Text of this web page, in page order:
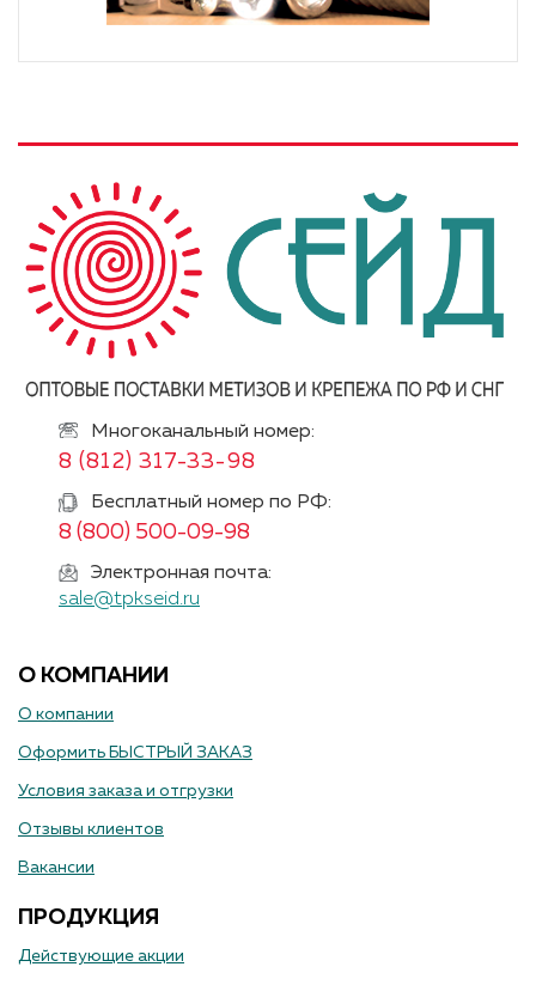
Многоканальный номер:
8 (812) 317-33-98
Бесплатный номер по РФ:
8 (800) 500-09-98
Электронная почта:
sale@tpkseid.ru
О КОМПАНИИ
О компании
Оформить БЫСТРЫЙ ЗАКАЗ
Условия заказа и отгрузки
Отзывы клиентов
Вакансии
ПРОДУКЦИЯ
Действующие акции